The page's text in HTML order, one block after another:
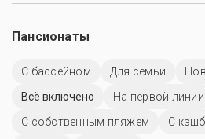
Пансионаты
C бассейном Для семьи
Всё включено
На первой линии
С собственным пляжем
С